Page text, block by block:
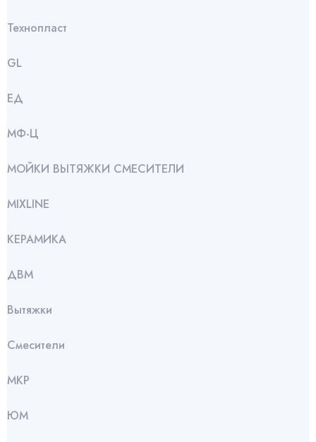
Технопласт
GL
ЕД
МФ-Ц
МОЙКИ ВЫТЯЖКИ СМЕСИТЕЛИ
МIXLINE
КЕРАМИКА
ДВМ
Вытяжки
Смесители
МКР
ЮМ